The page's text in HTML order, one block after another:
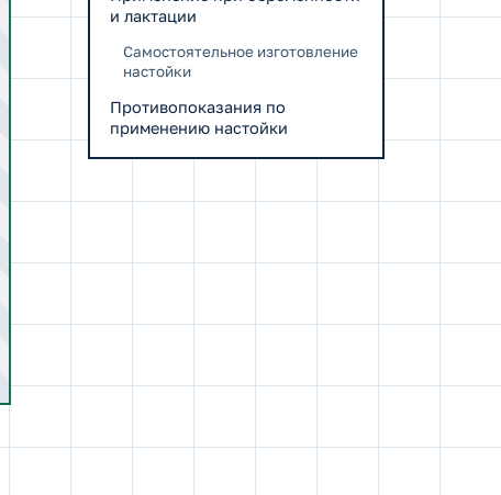
и лактации
Самостоятельное изготовление
настойки
Противопоказания по
применению настойки